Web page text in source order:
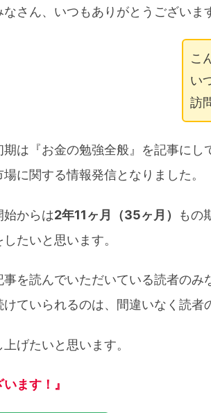
さん、いつもありがとうございま
こ
い
訪
は『お金の勉強全般』を記事に
に関する情報発信となりました。
始からは2年11ヶ月（35ヶ月）
もの
たいと思います。
を読んでいただいている読者のみ
ていられるのは、間違いなく読者
げたいと思います。
ます！』